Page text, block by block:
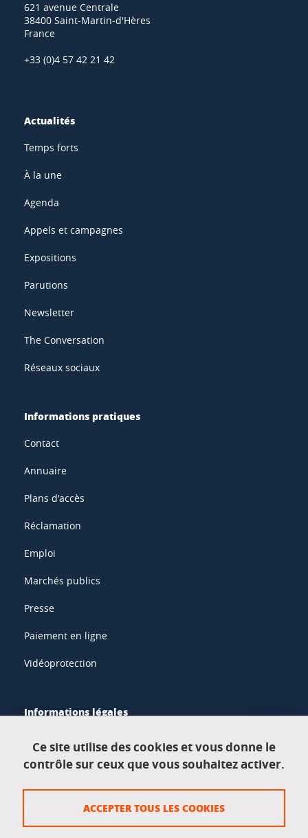
621 avenue Centrale
38400 Saint-Martin-d'Hères
France
+33 (0)4 57 42 21 42
Actualités
Temps forts
À la une
Agenda
Appels et campagnes
Expositions
Parutions
Newsletter
The Conversation
Réseaux sociaux
Informations pratiques
Contact
Annuaire
Plans d'accès
Réclamation
Emploi
Marchés publics
Presse
Paiement en ligne
Vidéoprotection
Informations légales
Données personnelles
Crédits
Ce site utilise des cookies et vous donne le
contrôle sur ceux que vous souhaitez activer.
ACCEPTER TOUS LES COOKIES